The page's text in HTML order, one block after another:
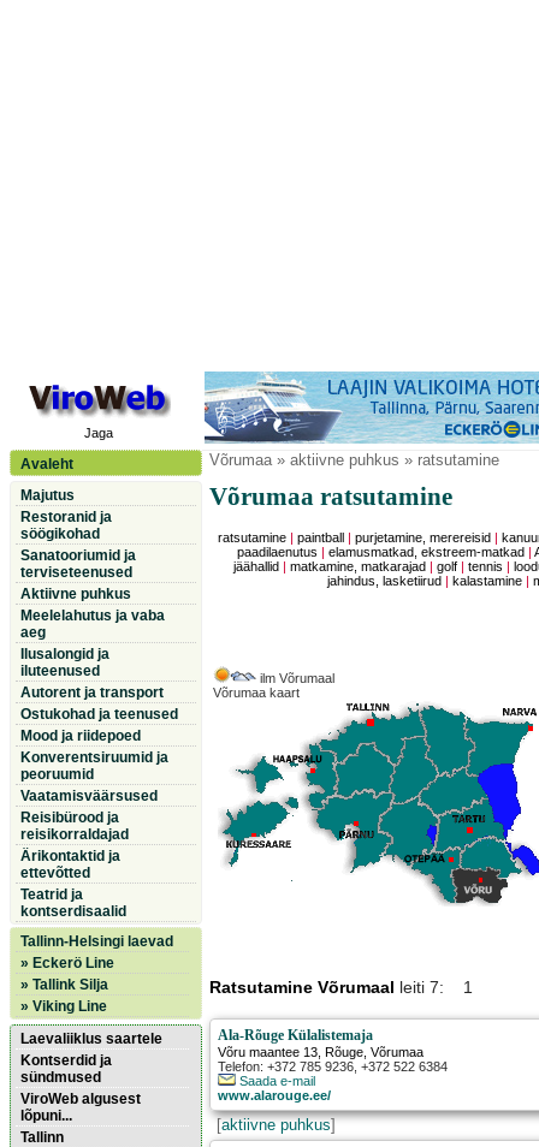
Jaga
Avaleht
Majutus
Restoranid ja
söögikohad
Sanatooriumid ja
terviseteenused
Aktiivne puhkus
Meelelahutus ja vaba
aeg
Ilusalongid ja
iluteenused
Autorent ja transport
Ostukohad ja teenused
Mood ja riidepoed
Konverentsiruumid ja
peoruumid
Vaatamisväärsused
Reisibürood ja
reisikorraldajad
Ärikontaktid ja
ettevõtted
Teatrid ja
kontserdisaalid
Tallinn-Helsingi laevad
» Eckerö Line
» Tallink Silja
» Viking Line
Laevaliiklus saartele
Kontserdid ja
sündmused
ViroWeb algusest
lõpuni...
Tallinn
Võrumaa» aktiivne puhkus » ratsutamine
Võrumaa ratsutamine
ratsutamine| paintball purjetamine, merereisid
paadilaenutus
|elamusmatkad, ekstreem-matkad |
jäähallid
matkamine, matkarajad golf| tennis
jahindus, lasketiirud
kalastamine |
ilm Võrumaal
Võrumaa kaart
Ratsutamine Võrumaal leiti 7: 1
Ala-Rõuge Külalistemaja
Võru maantee 13 Rõuge , Võrumaa
Telefon: +372 785 9236, +372 522 6384
Saada e-mail
www.alarouge.ee/
[aktiivne puhkus]